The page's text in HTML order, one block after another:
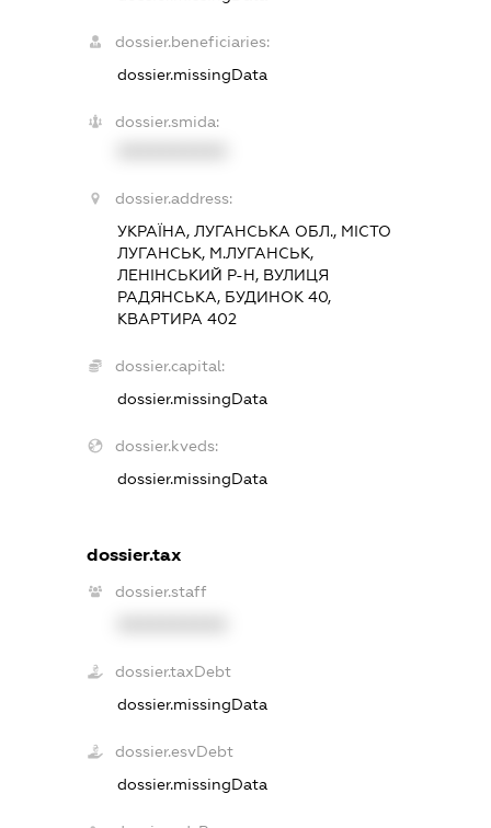
dossier.beneficiaries:
dossier.missingData
dossier.smida:
dossier.address:
УКРАЇНА, ЛУГАНСЬКА ОБЛ., МІСТО
ЛУГАНСЬК, М.ЛУГАНСЬК,
ЛЕНІНСЬКИЙ Р-Н, ВУЛИЦЯ
РАДЯНСЬКА, БУДИНОК 40,
КВАРТИРА 402
dossier.capital:
dossier.missingData
dossier.kveds:
dossier.missingData
dossier.tax
dossier.staff
dossier.taxDebt
dossier.missingData
dossier.esvDebt
dossier.missingData